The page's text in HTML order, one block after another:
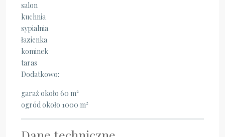
salon
kuchnia
sypialnia
łazienka
kominek
taras
Dodatkowo:
garaż około 60 m²
ogród około 1000 m²